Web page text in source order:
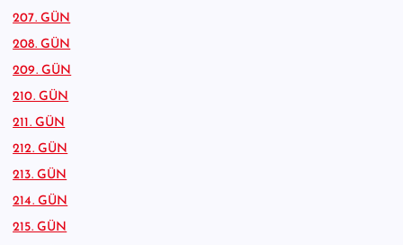
207. GÜN
208. GÜN
209. GÜN
210. GÜN
211. GÜN
212. GÜN
213. GÜN
214. GÜN
215. GÜN